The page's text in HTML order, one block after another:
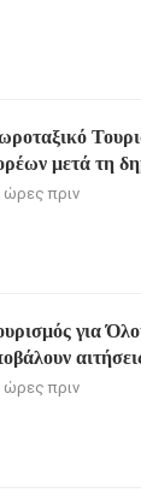
μετά τη
ώρες πριν
για
ώρες πριν